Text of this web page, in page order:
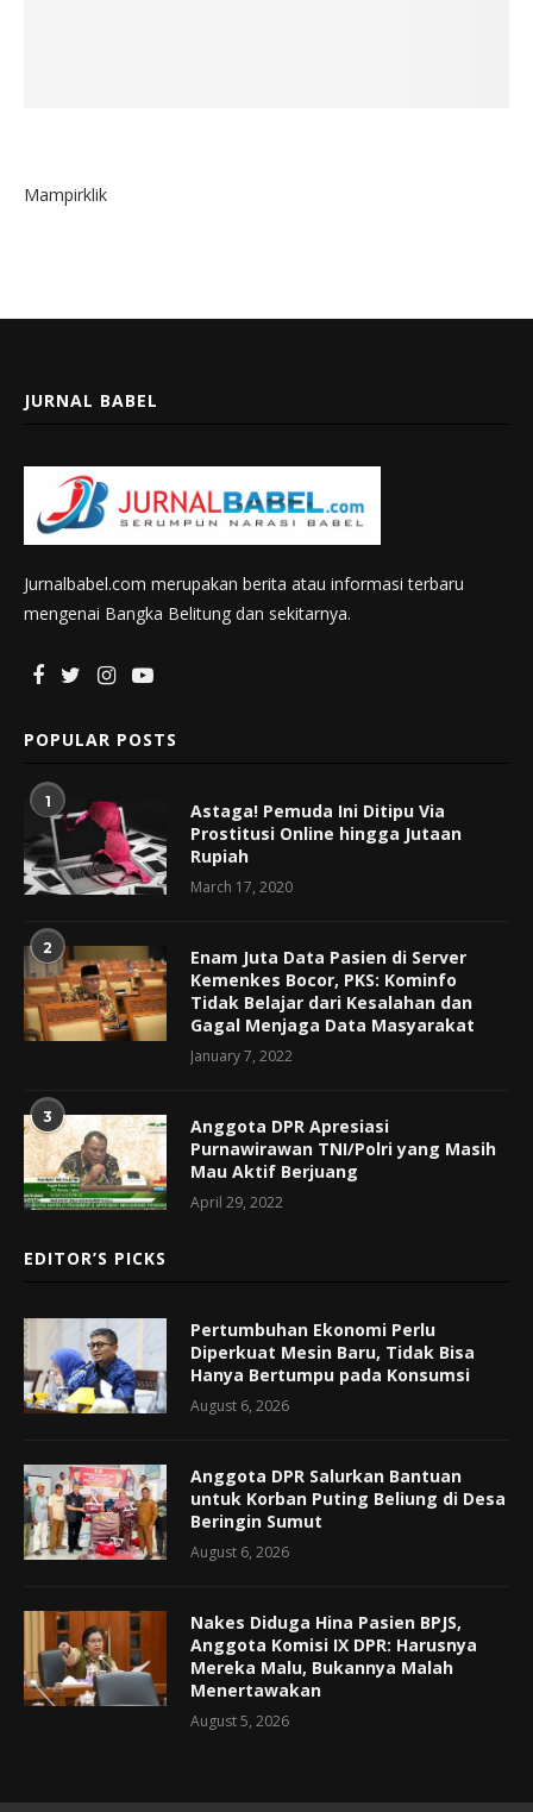
Mampirklik
JURNAL BABEL
Jurnalbabel.com merupakan berita atau informasi terbaru
mengenai Bangka Belitung dan sekitarnya.
POPULAR POSTS
1
Astaga! Pemuda Ini Ditipu Via
Prostitusi Online hingga Jutaan
Rupiah
March 17, 2020
2
Enam Juta Data Pasien di Server
Kemenkes Bocor, PKS: Kominfo
Tidak Belajar dari Kesalahan dan
Gagal Menjaga Data Masyarakat
January 7, 2022
3
Anggota DPR Apresiasi
Purnawirawan TNI/Polri yang Masih
Mau Aktif Berjuang
April 29, 2022
EDITOR’S PICKS
Pertumbuhan Ekonomi Perlu
Diperkuat Mesin Baru, Tidak Bisa
Hanya Bertumpu pada Konsumsi
August 6, 2026
Anggota DPR Salurkan Bantuan
untuk Korban Puting Beliung di Desa
Beringin Sumut
August 6, 2026
Nakes Diduga Hina Pasien BPJS,
Anggota Komisi IX DPR: Harusnya
Mereka Malu, Bukannya Malah
Menertawakan
August 5, 2026